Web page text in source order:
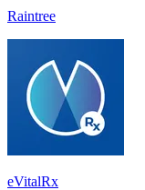
Raintree
eVitalRx